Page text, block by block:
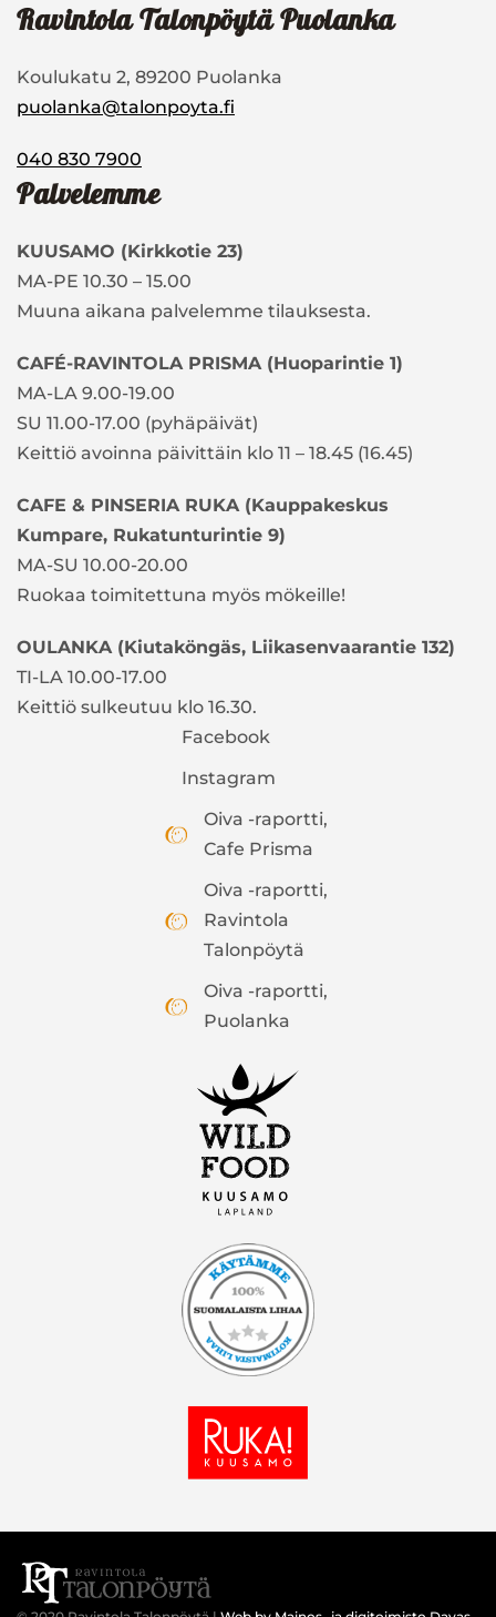
Ravintola Talonpöytä Puolanka
Koulukatu 2, 89200 Puolanka
puolanka@talonpoyta.fi
040 830 7900
Palvelemme
KUUSAMO (Kirkkotie 23)
MA-PE 10.30 – 15.00
Muuna aikana palvelemme tilauksesta.
CAFÉ-RAVINTOLA PRISMA (Huoparintie 1)
MA-LA 9.00-19.00
SU 11.00-17.00 (pyhäpäivät)
Keittiö avoinna päivittäin klo 11 – 18.45 (16.45)
CAFE & PINSERIA RUKA (Kauppakeskus
Kumpare, Rukatunturintie 9)
MA-SU 10.00-20.00
Ruokaa toimitettuna myös mökeille!
OULANKA (Kiutaköngäs, Liikasenvaarantie 132)
TI-LA 10.00-17.00
Keittiö sulkeutuu klo 16.30.
Facebook
Instagram
Oiva -raportti,
Cafe Prisma
Oiva -raportti,
Ravintola
Talonpöytä
Oiva -raportti,
Puolanka